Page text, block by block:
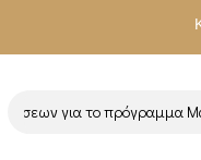
για το πρόγραμμα